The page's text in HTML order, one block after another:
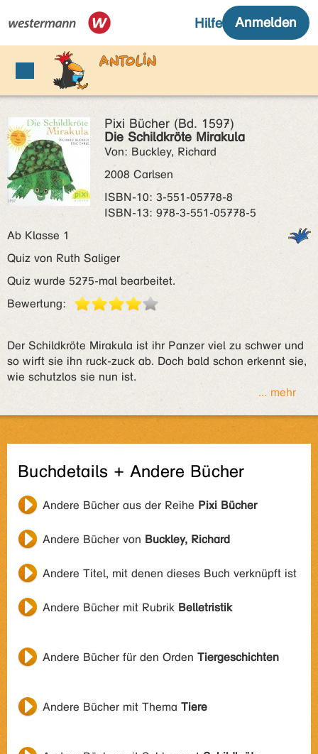
Pixi Bücher (Bd. 1597)
Die Schildkröte Mirakula
Von: Buckley, Richard
2008 Carlsen
ISBN‑10: 3-551-05778-8
ISBN‑13: 978-3-551-05778-5
Ab Klasse 1
Quiz von Ruth Saliger
Quiz wurde 5275-mal bearbeitet.
Bewertung:
Der Schildkröte Mirakula ist ihr Panzer viel zu schwer und
so wirft sie ihn ruck-zuck ab. Doch bald schon erkennt sie,
wie schutzlos sie nun ist.
... mehr
Buchdetails + Andere Bücher
Andere Bücher aus der Reihe Pixi Bücher
Andere Bücher von Buckley, Richard
Andere Titel, mit denen dieses Buch verknüpft ist
Andere Bücher mit Rubrik Belletristik
Andere Bücher für den Orden Tiergeschichten
Andere Bücher mit Thema Tiere